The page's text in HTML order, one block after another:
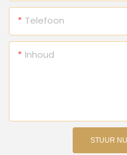
Telefoon
Inhoud
STUUR